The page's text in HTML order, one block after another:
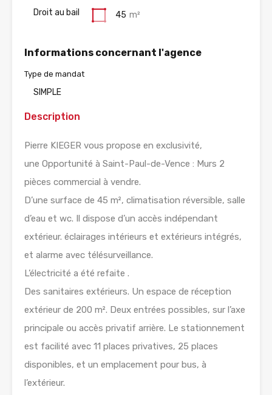
Droit au bail 45 m²
Informations concernant l'agence
Type de mandat
SIMPLE
Description
Pierre KIEGER vous propose en exclusivité,
une Opportunité à Saint-Paul-de-Vence : Murs 2
pièces commercial à vendre.
D’une surface de 45 m², climatisation réversible, salle
d’eau et wc. Il dispose d’un accès indépendant
extérieur. éclairages intérieurs et extérieurs intégrés,
et alarme avec télésurveillance.
L’électricité a été refaite .
Des sanitaires extérieurs. Un espace de réception
extérieur de 200 m². Deux entrées possibles, sur l’axe
principale ou accès privatif arrière. Le stationnement
est facilité avec 11 places privatives, 25 places
disponibles, et un emplacement pour bus, à
l’extérieur.